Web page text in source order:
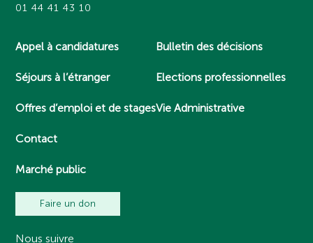
01 44 41 43 10
Appel à candidatures
Séjours à l’étranger
Offres d’emploi et de stages
Contact
Marché public
Bulletin des décisions
Elections professionnelles
Vie Administrative
Faire un don
Nous suivre